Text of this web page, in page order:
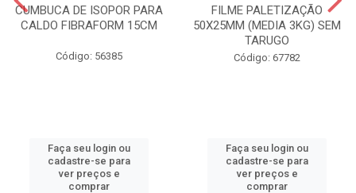
CUMBUCA DE ISOPOR PARA
CALDO FIBRAFORM 15CM
Código: 56385
Faça seu login ou
cadastre-se para
ver preços e
comprar
FILME PALETIZAÇÃO
50X25MM (MEDIA 3KG) SEM
TARUGO
Código: 67782
Faça seu login ou
cadastre-se para
ver preços e
comprar